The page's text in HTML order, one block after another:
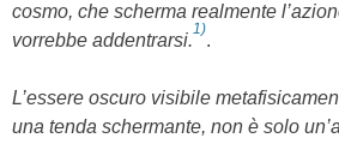
cosmo, che scherma realmente
vorrebbe addentrarsi.
1)
.
L’essere oscuro visibile
una tenda schermante, non è solo